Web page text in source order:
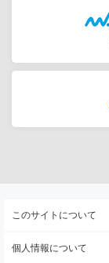
このサイトについて
個人情報について